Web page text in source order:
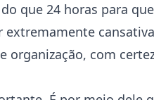
que 24 horas para
organização, com